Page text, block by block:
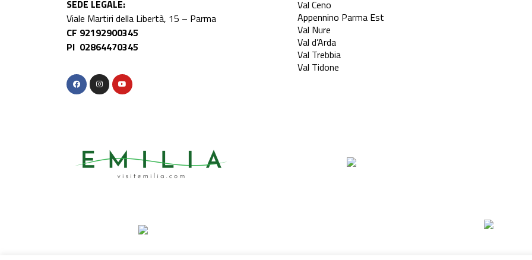
SEDE LEGALE:
Viale Martiri della Libertà, 15 – Parma
CF 92192900345
PI 02864470345
Val Ceno
Appennino Parma Est
Val Nure
Val d’Arda
Val Trebbia
Val Tidone